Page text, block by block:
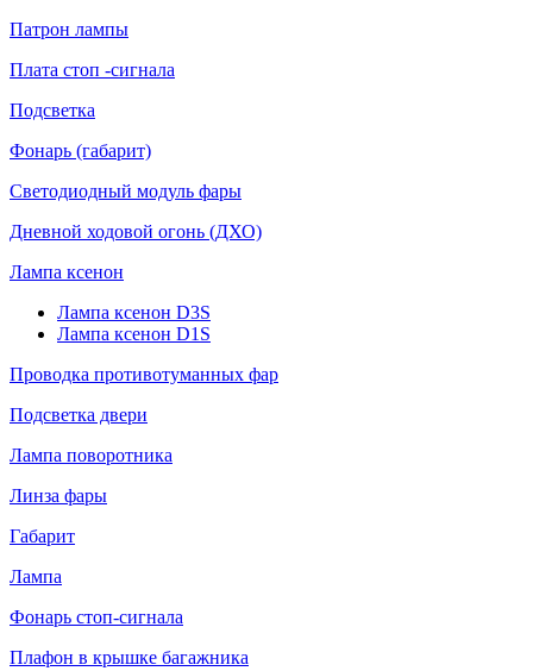
Патрон лампы
Плата стоп -сигнала
Подсветка
Фонарь (габарит)
Светодиодный модуль фары
Дневной ходовой огонь (ДХО)
Лампа ксенон
Лампа ксенон D3S
Лампа ксенон D1S
Проводка противотуманных фар
Подсветка двери
Лампа поворотника
Линза фары
Габарит
Лампа
Фонарь стоп-сигнала
Плафон в крышке багажника